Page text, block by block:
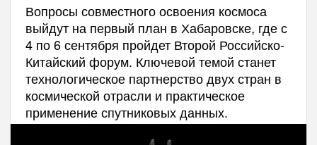
Вопросы совместного освоения космоса
выйдут на первый план в Хабаровске, где с
4 по 6 сентября пройдет Второй Российско-
Китайский форум. Ключевой темой станет
технологическое партнерство двух стран в
космической отрасли и практическое
применение спутниковых данных.